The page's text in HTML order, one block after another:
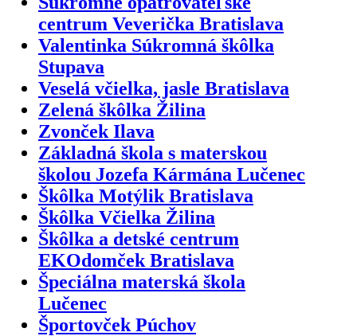
centrum Veverička Bratislava
Valentinka Súkromná škôlka
Stupava
Veselá včielka, jasle Bratislava
Zelená škôlka Žilina
Zvonček Ilava
Základná škola s materskou
školou Jozefa Kármána Lučenec
Škôlka Motýlik Bratislava
Škôlka Včielka Žilina
Škôlka a detské centrum
EKOdomček Bratislava
Špeciálna materská škola
Lučenec
Športovček Púchov